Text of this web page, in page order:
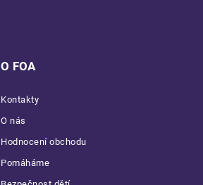
O FOA
Kontakty
O nás
Hodnocení obchodu
Pomáháme